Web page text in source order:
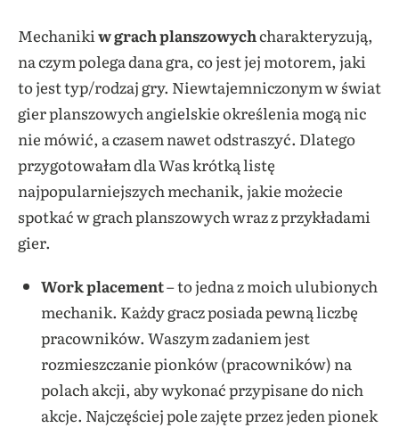
Mechanikiw grach planszowychcharakteryzują,
na czym polega dana gra, co jest jej motorem, jaki
to jest typ/rodzaj gry. Niewtajemniczonym w świat
gier planszowych angielskie określenia mogą nic
nie mówić, a czasem nawet odstraszyć. Dlatego
przygotowałam dla Was krótką listę
najpopularniejszych mechanik, jakie możecie
spotkać w grach planszowych wraz z przykładami
gier.
Work placement– to jedna z moich ulubionych
mechanik. Każdy gracz posiada pewną liczbę
pracowników. Waszym zadaniem jest
rozmieszczanie pionków (pracowników) na
polach akcji, aby wykonać przypisane do nich
akcje. Najczęściej pole zajęte przez jeden pionek